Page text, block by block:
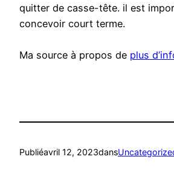
quitter de casse-tête. il est
concevoir court terme.
Ma source à propos de plus
Publiéavril 12, 2023dans